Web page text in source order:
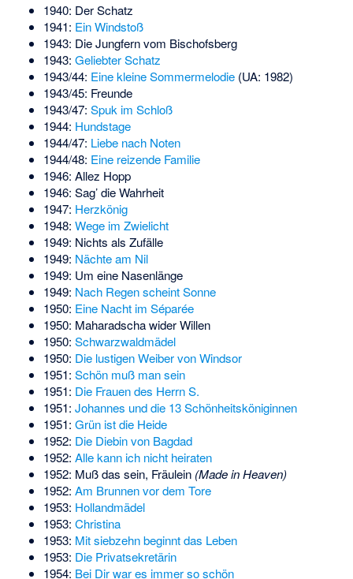
1940: Der Schatz
1941: Ein Windstoß
1943: Die Jungfern vom Bischofsberg
1943: Geliebter Schatz
1943/44: Eine kleine Sommermelodie(UA: 1982)
1943/45: Freunde
1943/47: Spuk im Schloß
1944: Hundstage
1944/47: Liebe nach Noten
1944/48: Eine reizende Familie
1946: Allez Hopp
1946: Sag’ die Wahrheit
1947: Herzkönig
1948: Wege im Zwielicht
1949: Nichts als Zufälle
1949: Nächte am Nil
1949: Um eine Nasenlänge
1949: Nach Regen scheint Sonne
1950: Eine Nacht im Séparée
1950: Maharadscha wider Willen
1950: Schwarzwaldmädel
1950: Die lustigen Weiber von Windsor
1951: Schön muß man sein
1951: Die Frauen des Herrn S.
1951: Johannes und die 13 Schönheitsköniginnen
1951: Grün ist die Heide
1952: Die Diebin von Bagdad
1952: Alle kann ich nicht heiraten
1952: Muß das sein, Fräulein (Made in Heaven)
1952: Am Brunnen vor dem Tore
1953: Hollandmädel
1953: Christina
1953: Mit siebzehn beginnt das Leben
1953: Die Privatsekretärin
1954: Bei Dir war es immer so schön